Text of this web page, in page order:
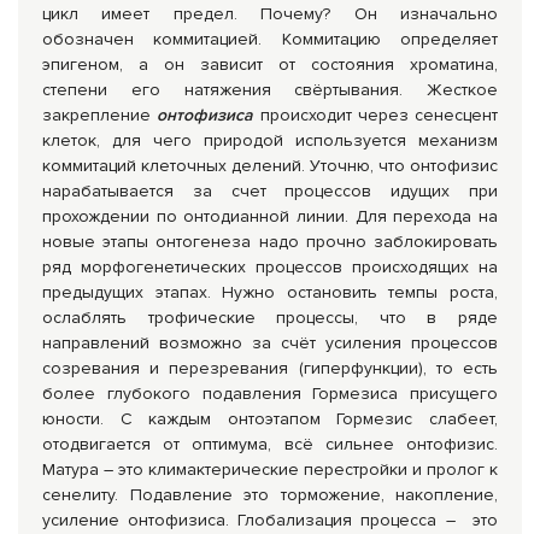
цикл имеет предел. Почему? Он изначально
обозначен коммитацией. Коммитацию определяет
эпигеном, а он зависит от состояния хроматина,
степени его натяжения свёртывания. Жесткое
закрепление онтофизиса происходит через сенесцент
клеток, для чего природой используется механизм
коммитаций клеточных делений. Уточню, что онтофизис
нарабатывается за счет процессов идущих при
прохождении по онтодианной линии. Для перехода на
новые этапы онтогенеза надо прочно заблокировать
ряд морфогенетических процессов происходящих на
предыдущих этапах. Нужно остановить темпы роста,
ослаблять трофические процессы, что в ряде
направлений возможно за счёт усиления процессов
созревания и перезревания (гиперфункции), то есть
более глубокого подавления Гормезиса присущего
юности. С каждым онтоэтапом Гормезис слабеет,
отодвигается от оптимума, всё сильнее онтофизис.
Матура – это климактерические перестройки и пролог к
сенелиту. Подавление это торможение, накопление,
усиление онтофизиса. Глобализация процесса – это